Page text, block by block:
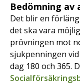
Bedömning
Det blir en
det ska vara
prövningen mot
sjukpenningen
dag 180 och 365.